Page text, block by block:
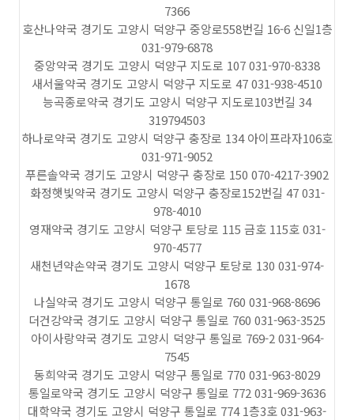
7366
호산나약국 경기도 고양시 덕양구 중앙로558번길 16-6 신일1층
031-979-6878
중앙약국 경기도 고양시 덕양구 지도로 107 031-970-8338
새서울약국 경기도 고양시 덕양구 지도로 47 031-938-4510
능곡종로약국 경기도 고양시 덕양구 지도로103번길 34
319794503
하나로약국 경기도 고양시 덕양구 충장로 134 아이프라자106호
031-971-9052
푸른솔약국 경기도 고양시 덕양구 충장로 150 070-4217-3902
화정햇빛약국 경기도 고양시 덕양구 충장로152번길 47 031-
978-4010
영재약국 경기도 고양시 덕양구 토당로 115 금호 115호 031-
970-4577
새천년약손약국 경기도 고양시 덕양구 토당로 130 031-974-
1678
나실약국 경기도 고양시 덕양구 통일로 760 031-968-8696
더건강약국 경기도 고양시 덕양구 통일로 760 031-963-3525
아이사랑약국 경기도 고양시 덕양구 통일로 769-2 031-964-
7545
동희약국 경기도 고양시 덕양구 통일로 770 031-963-8029
통일로약국 경기도 고양시 덕양구 통일로 772 031-969-3636
대학약국 경기도 고양시 덕양구 통일로 774 1층3호 031-963-